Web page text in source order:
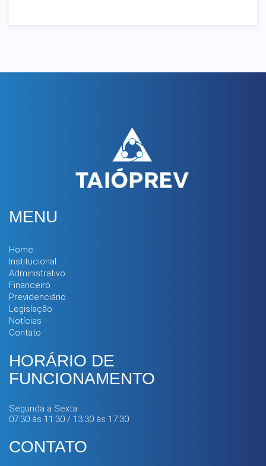
MENU
Home
Institucional
Administrativo
Financeiro
Previdenciário
Legislação
Notícias
Contato
HORÁRIO DE
FUNCIONAMENTO
Segunda a Sexta
07:30 às 11:30 / 13:30 às 17:30
CONTATO